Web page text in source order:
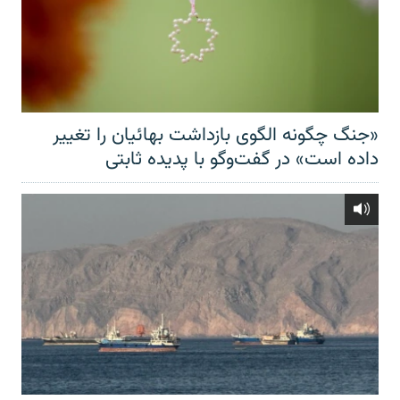
«جنگ چگونه الگوی بازداشت بهائیان را تغییر
داده است» در گفت‌وگو با پدیده ثابتی